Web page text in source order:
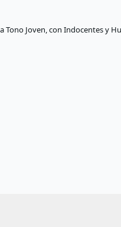
Joven, con Indocentes y